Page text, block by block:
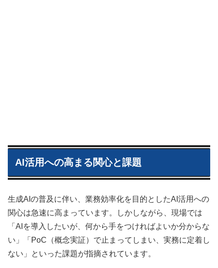
AI活用への高まる関心と課題
生成AIの普及に伴い、業務効率化を目的としたAI活用への
関心は急速に高まっています。しかしながら、現場では
「AIを導入したいが、何から手をつければよいか分からな
い」「PoC（概念実証）で止まってしまい、実務に定着し
ない」といった課題が指摘されています。